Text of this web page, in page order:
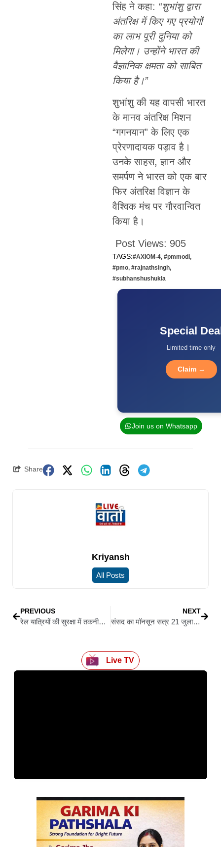
सिंह ने कहा: “शुभांशु द्वारा
अंतरिक्ष में किए गए प्रयोगों
का लाभ पूरी दुनिया को
मिलेगा। उन्होंने भारत की
वैज्ञानिक क्षमता को साबित
किया है।”
शुभांशु की यह वापसी भारत
के मानव अंतरिक्ष मिशन
“गगनयान” के लिए एक
प्रेरणादायक पड़ाव है।
उनके साहस, ज्ञान और
समर्पण ने भारत को एक बार
फिर अंतरिक्ष विज्ञान के
वैश्विक मंच पर गौरवान्वित
किया है।
Post Views: 905
TAGS:#AXIOM-4, #pmmodi,
#pmo, #rajnathsingh,
#subhanshushukla
Special
Limited time only
Claim →
Join us on Whatsapp
Share
Kriyansh
All Posts
PREVIOUS
रेल यात्रियों की सुरक्षा में तकनीक का अहम कदम
NEXT
संसद का मॉनसून सत्र 21 जुलाई से: मोदी सरकार को घेरने की कांग्रेस ने बनाई रणनीति
Live TV